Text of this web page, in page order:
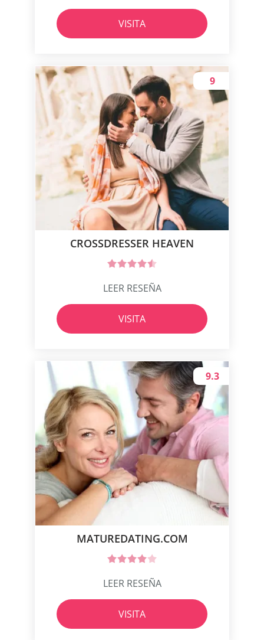
VISITA
CROSSDRESSER HEAVEN
9
LEER RESEÑA
VISITA
MATUREDATING.COM
9.3
LEER RESEÑA
VISITA